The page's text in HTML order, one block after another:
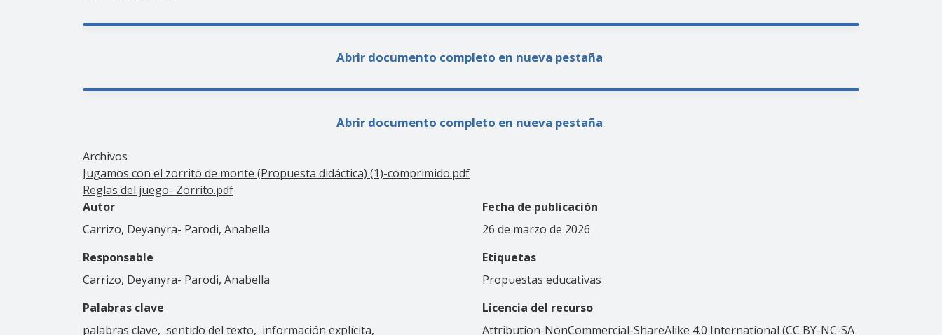
Abrir documento completo en nueva pestaña
Abrir documento completo en nueva pestaña
Archivos
Jugamos con el zorrito de monte (Propuesta didáctica) (1)-comprimido.pdf
Reglas del juego- Zorrito.pdf
Autor
Carrizo, Deyanyra- Parodi, Anabella
Responsable
Carrizo, Deyanyra- Parodi, Anabella
Palabras clave
palabras clave sentido del texto
información explícita
Fecha de publicación
26 de marzo de 2026
Etiquetas
Propuestas educativas
Licencia del recurso
Attribution-NonCommercial-ShareAlike 4.0 International (CC BY-NC-SA